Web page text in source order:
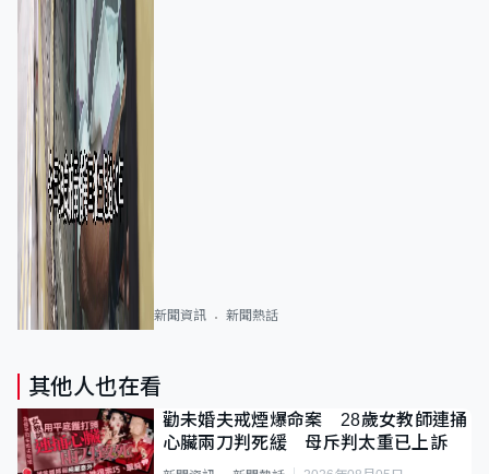
新聞資訊 新聞熱話
其他人也在看
勸未婚夫戒煙爆命案 28歲女教師連捅
心臟兩刀判死緩 母斥判太重已上訴